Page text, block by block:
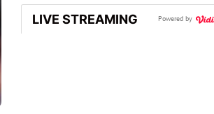
LIVE STREAMING Powered by